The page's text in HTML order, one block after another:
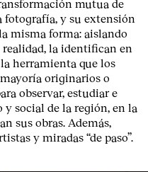
mutua de
fotografía, y su extensión
misma forma: aislando
la identifican en
herramienta que los
originarios o
observar, estudiar e
social de la región, en la
sus obras. Además,
y miradas “de paso”.